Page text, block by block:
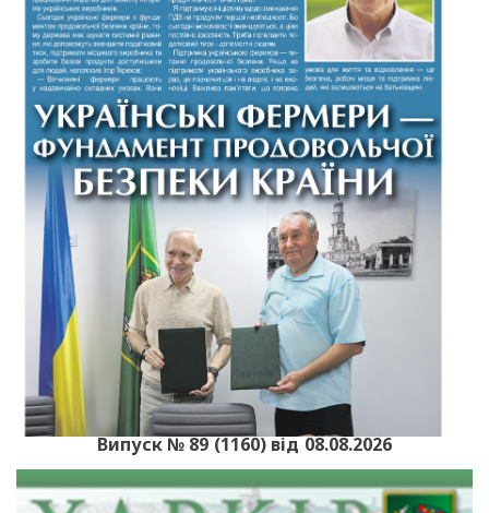
Випуск № 89 (1160) від 08.08.2026